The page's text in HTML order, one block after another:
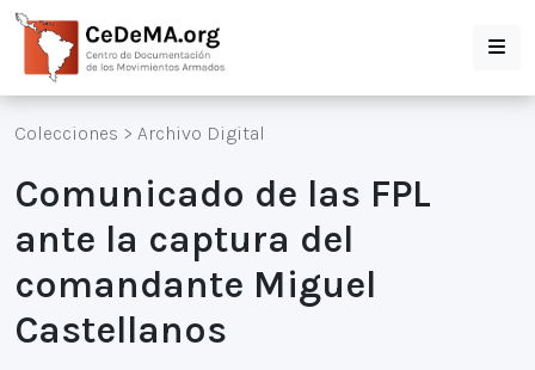
Colecciones > Archivo Digital
Comunicado de las FPL
ante la captura del
comandante Miguel
Castellanos